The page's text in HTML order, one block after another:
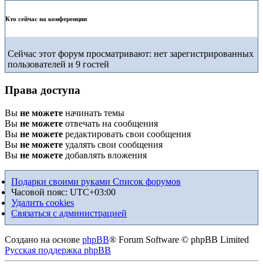
Кто сейчас на конференции
Сейчас этот форум просматривают: нет зарегистрированных
пользователей и 9 гостей
Права доступа
Вы не можете начинать темы
Вы не можете отвечать на сообщения
Вы не можете редактировать свои сообщения
Вы не можете удалять свои сообщения
Вы не можете добавлять вложения
Подарки своими руками Список форумов
Часовой пояс: UTC+03:00
Удалить cookies
Связаться с администрацией
Создано на основе phpBB® Forum Software © phpBB Limited
Русская поддержка phpBB